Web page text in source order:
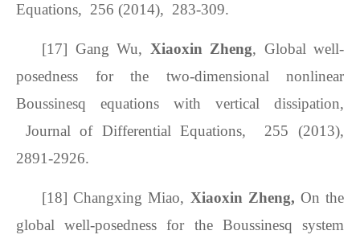
Equations, 256 (2014), 283-309.
[17] Gang Wu, Xiaoxin Zheng, Global well-
posedness for the two-dimensional nonlinear
Boussinesq equations with vertical dissipation,
Journal of Differential Equations, 255 (2013),
2891-2926.
[18]Changxing Miao, Xiaoxin Zheng, On the
global well-posedness for the Boussinesq system